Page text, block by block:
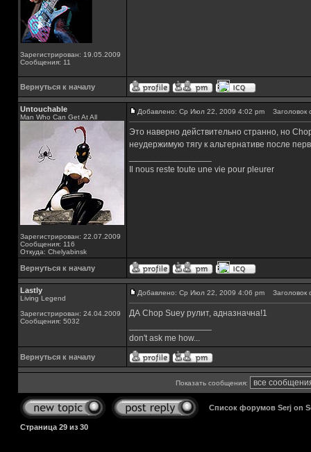
Зарегистрирован: 19.05.2009
Сообщения: 11
Вернуться к началу
Untouchable
Man Who Can Get At All
Зарегистрирован: 22.07.2009
Сообщения: 116
Откуда: Chelyabinsk
Добавлено: Ср Июл 22, 2009 4:02 pm Заголовок
Это наверно действительно странно, но
неудержимую тягу к альтернативе после
Il nous reste toute une vie pour pleurer
Вернуться к началу
Lastly
Living Legend
Зарегистрирован: 24.04.2009
Сообщения: 5032
Добавлено: Ср Июл 22, 2009 4:06 pm Заголовок
ДА Chop Suey рулит, адназначна!1
don't ask me how...
Вернуться к началу
Показать сообщения:
Список форумов Serj on
Страница 29 из 30